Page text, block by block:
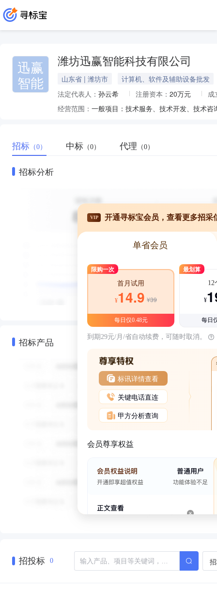
迅赢
智能
潍坊迅赢智能科技有限公司
山东省 | 潍坊市
计算机、软件及辅助设备批发
法定代表人： 孙云希 注册资本： 20万元
成
经营范围：
招标 （0） 中标 （0） 代理 （0）
招标分析
招标产品
VIP 开通寻标宝会员，查看更多招采
单省会员
限购一次
首月试用
¥14.9 ¥39
每日仅0.48元
最划算
12
¥
每日
到期29元/月/省自动续费，可随时取消。
标讯详情查看
关键电话直连
甲方分析查询
会员尊享权益
招投标 0